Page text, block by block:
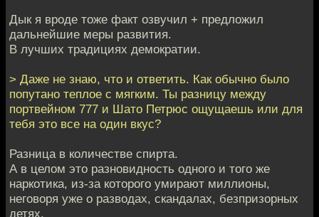
Дык я вроде тоже факт озвучил + предложил
дальнейшие меры развития.
В лучших традициях демократии.
> Даже не знаю, что и ответить. Как обычно было
попутано теплое с мягким. Ты разницу между
портвейном 777 и Шато Петрюс ощущаешь или для
тебя это все на один вкус?
Разница в количестве спирта.
А в целом это разновидность одного и того же
наркотика, из-за которого умирают миллионы,
неговоря уже о разводах, скандалах, безпризорных
детях.